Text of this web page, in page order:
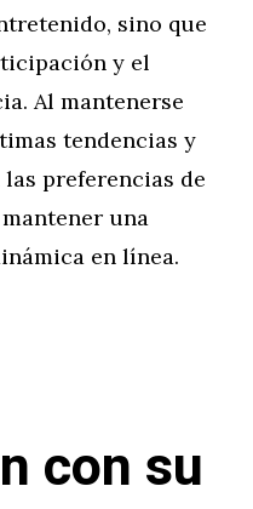
sino que
y el
Al mantenerse
tendencias y
preferencias de
una
en línea.
con su